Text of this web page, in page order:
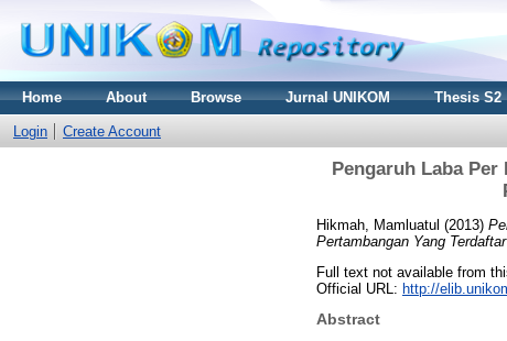
Home About Browse Jurnal UNIKOM Thesis S2
Login Create Account
Pengaruh Laba Per
Hikmah, Mamluatul (2013)
Pertambangan Yang
Full text not available from
Official URL: http://
Abstract